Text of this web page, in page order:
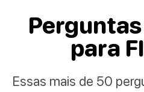
para
Essas mais de 50